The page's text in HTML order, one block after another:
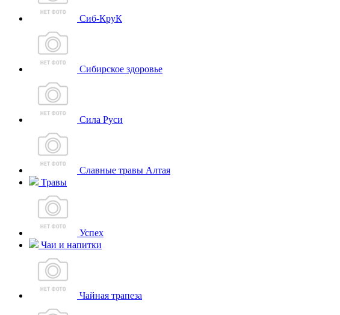
Сиб-КруК
Сибирское здоровье
Сила Руси
Славные травы Алтая
Травы
Успех
Чаи и напитки
Чайная трапеза